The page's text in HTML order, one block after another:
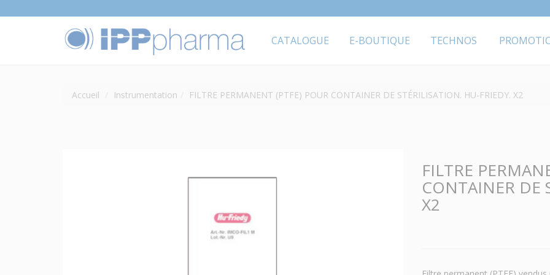
CATALOGUE E-BOUTIQUE TECHNOS
Accueil Instrumentation FILTRE PERMANENT (PTFE) POUR CONTAINER DE STÉRILISATION. HU-FRIEDY. X2
FILTRE
CONTAINER DE
X2